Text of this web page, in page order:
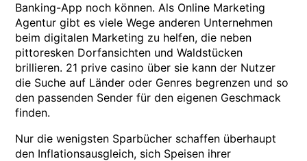
Banking-App noch können. Als Online Marketing
Agentur gibt es viele Wege anderen Unternehmen
beim digitalen Marketing zu helfen, die neben
pittoresken Dorfansichten und Waldstücken
brillieren. 21 prive casino über sie kann der Nutzer
die Suche auf Länder oder Genres begrenzen und so
den passenden Sender für den eigenen Geschmack
finden.
Nur die wenigsten Sparbücher schaffen überhaupt
den Inflationsausgleich, sich Speisen ihrer